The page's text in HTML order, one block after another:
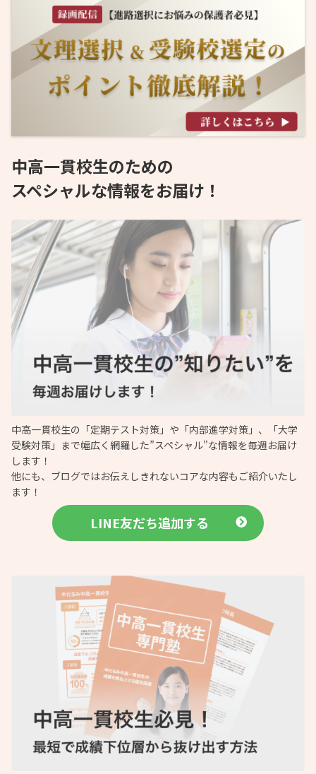
中高一貫校生のための
スペシャルな情報をお届け！
中高一貫校生の「定期テスト対策」や「内部進学対策」、「大学
受験対策」まで幅広く網羅した”スペシャル”な情報を毎週お届け
します！
他にも、ブログではお伝えしきれないコアな内容もご紹介いたし
ます！
LINE友だち追加する